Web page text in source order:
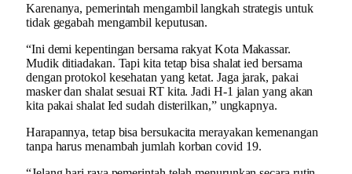
Karenanya, pemerintah mengambil langkah strategis untuk
tidak gegabah mengambil keputusan.
“Ini demi kepentingan bersama rakyat Kota Makassar.
Mudik ditiadakan. Tapi kita tetap bisa shalat ied bersama
dengan protokol kesehatan yang ketat. Jaga jarak, pakai
masker dan shalat sesuai RT kita. Jadi H-1 jalan yang akan
kita pakai shalat Ied sudah disterilkan,” ungkapnya.
Harapannya, tetap bisa bersukacita merayakan kemenangan
tanpa harus menambah jumlah korban covid 19.